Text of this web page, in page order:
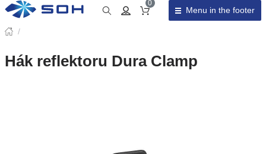
Cart total
0
Menu in the footer
/
Hák reflektoru Dura Clamp